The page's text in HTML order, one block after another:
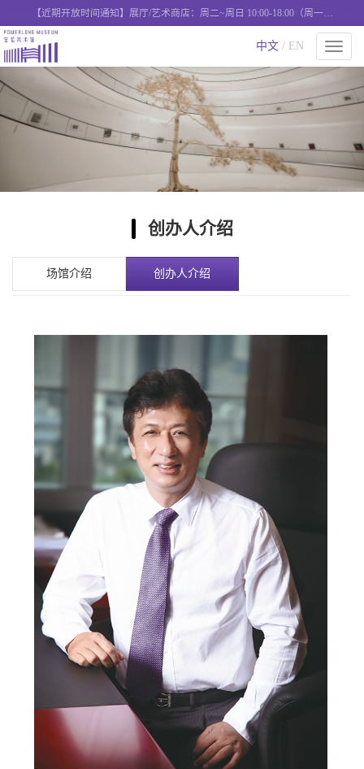
【近期开放时间通知】展厅/艺术商店：周二~周日 10:00-18:00（周一闭
馆），艺术西餐厅：周二-周日 11:00-18:00营业
切
换
航
中文 / EN
创办人介绍
场馆介绍 创办人介绍